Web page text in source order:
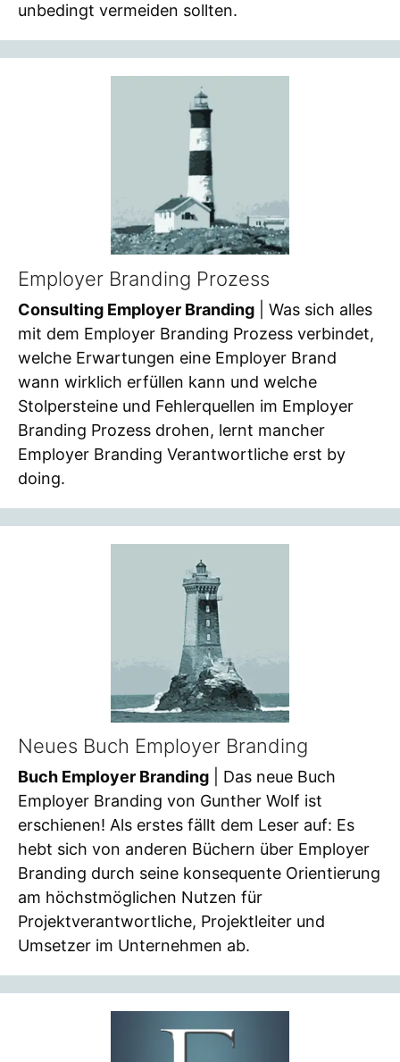
unbedingt vermeiden sollten.
Employer Branding Prozess
Consulting Employer Branding | Was sich alles
mit dem Employer Branding Prozess verbindet,
welche Erwartungen eine Employer Brand
wann wirklich erfüllen kann und welche
Stolpersteine und Fehlerquellen im Employer
Branding Prozess drohen, lernt mancher
Employer Branding Verantwortliche erst by
doing.
Neues Buch Employer Branding
Buch Employer Branding | Das neue Buch
Employer Branding von Gunther Wolf ist
erschienen! Als erstes fällt dem Leser auf: Es
hebt sich von anderen Büchern über Employer
Branding durch seine konsequente Orientierung
am höchstmöglichen Nutzen für
Projektverantwortliche, Projektleiter und
Umsetzer im Unternehmen ab.